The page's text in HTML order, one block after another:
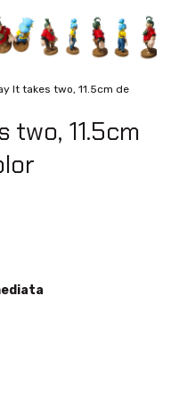
It takes two, 11.5cm de
11.5cm